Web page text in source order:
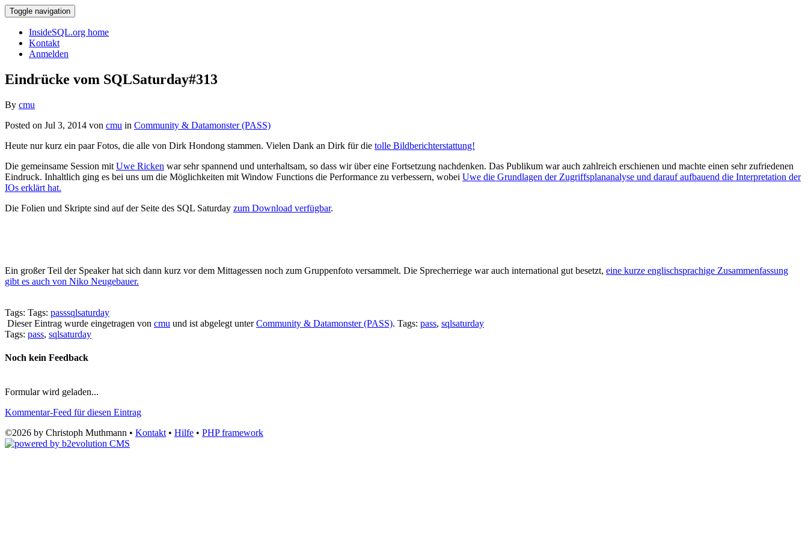
Toggle navigation
InsideSQL.org home
Kontakt
Anmelden
Eindrücke vom SQLSaturday#313
By cmu
Posted on Jul 3, 2014 von cmu in Community & Datamonster (PASS)
Heute nur kurz ein paar Fotos, die alle von Dirk Hondong stammen. Vielen Dank an Dirk für die tolle Bildberichterstattung!
Die gemeinsame Session mit Uwe Ricken war sehr spannend und unterhaltsam, so dass wir über eine Fortsetzung nachdenken. Das Publikum war auch zahlreich erschienen und machte einen sehr zufriedenen
Eindruck. Inhaltlich ging es bei uns um die Möglichkeiten mit Window Functions die Performance zu verbessern, wobei Uwe die Grundlagen der Zugriffsplananalyse und darauf aufbauend die Interpretation der
IOs erklärt hat.
Die Folien und Skripte sind auf der Seite des SQL Saturday zum Download verfügbar.
Ein großer Teil der Speaker hat sich dann kurz vor dem Mittagessen noch zum Gruppenfoto versammelt. Die Sprecherriege war auch international gut besetzt, eine kurze englischsprachige Zusammenfassung
gibt es auch von Niko Neugebauer.
Tags: Tags: passsqlsaturday
Dieser Eintrag wurde eingetragen von cmu und ist abgelegt unterCommunity & Datamonster (PASS). Tags: pass, sqlsaturday
Tags: pass, sqlsaturday
Noch kein Feedback
Formular wird geladen...
Kommentar-Feed für diesen Eintrag
©2026 by Christoph Muthmann • Kontakt • Hilfe • PHP framework